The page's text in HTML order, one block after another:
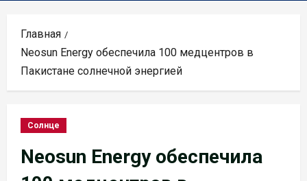
Главная
Neosun Energy обеспечила 100 медцентров в
Пакистане солнечной энергией
Солнце
Neosun Energy обеспечила